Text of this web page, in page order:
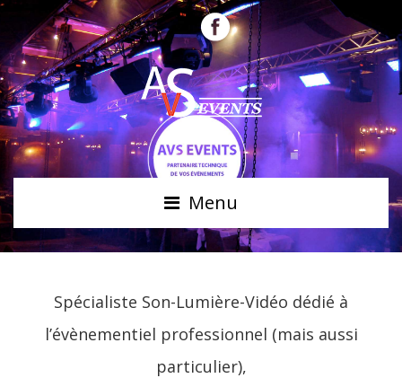
Menu
Spécialiste Son-Lumière-Vidéo dédié à
l’évènementiel professionnel (mais aussi
particulier),